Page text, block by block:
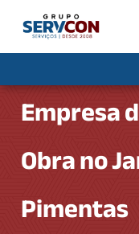
Empresa
Obra no
Pimentas